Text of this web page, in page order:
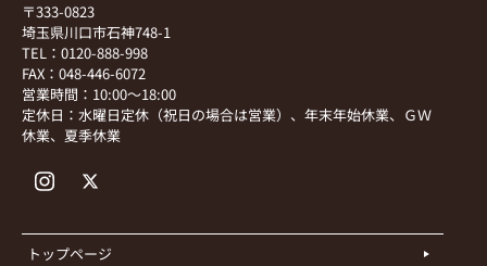
〒333-0823
埼玉県川口市石神748-1
TEL：0120-888-998
FAX：048-446-6072
営業時間：10:00～18:00
定休日：水曜日定休（祝日の場合は営業）、年末年始休業、ＧＷ
休業、夏季休業
トップページ